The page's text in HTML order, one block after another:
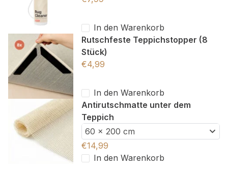
In den Warenkorb
Rutschfeste Teppichstopper (8
Stück)
€4,99
In den Warenkorb
Antirutschmatte unter dem
Teppich
60 x 200 cm
€14,99
In den Warenkorb